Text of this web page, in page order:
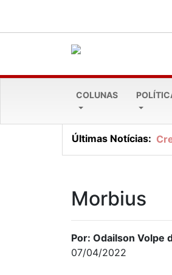
COLUNAS
Últimas Notícias:
Morbius
Por: Odailson Volpe
07/04/2022